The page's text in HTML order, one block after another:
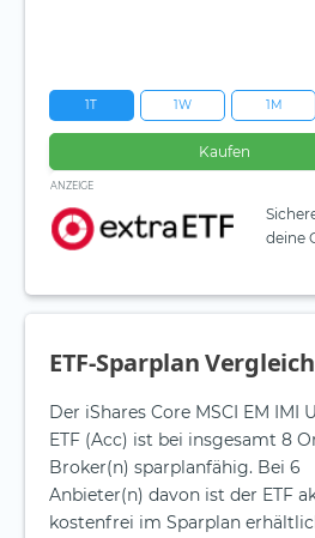
1T 1W 1M
Kaufen
ANZEIGE
deine
ETF-Sparplan Vergleich
Der iShares Core MSCI EM IMI
ETF (Acc) ist bei insgesamt 8
Broker(n) sparplanfähig. Bei 6
Anbieter(n) davon ist der ETF
kostenfrei im Sparplan